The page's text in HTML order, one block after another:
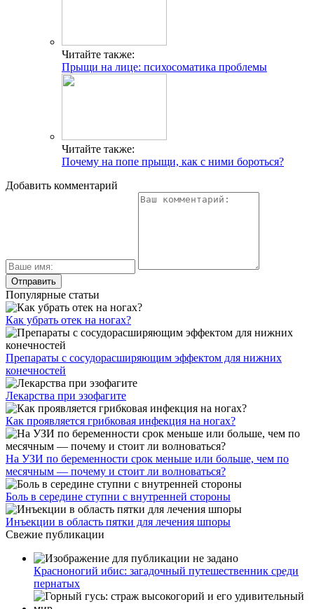
Читайте также:
Прыщи на лице: психосоматика проблемы
Читайте также:
Почему на попе прыщи, как с ними бороться?
Добавить комментарий
Популярные статьи
Как убрать отек на ногах?
Препараты с сосудорасширяющим эффектом для нижних
конечностей
Лекарства при эзофагите
Как проявляется грибковая инфекция на ногах?
На УЗИ по беременности срок меньше или больше, чем по
месячным — почему и стоит ли волноваться?
Боль в середине ступни с внутренней стороны
Инъекции в область пятки для лечения шпоры
Свежие публикации
Красноногий ибис: загадочный путешественник среди
пернатых